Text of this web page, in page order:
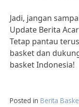
Jadi, jangan
Update Berita
Tetap pantau
basket dan
basket Indonesia!
Posted in Berita